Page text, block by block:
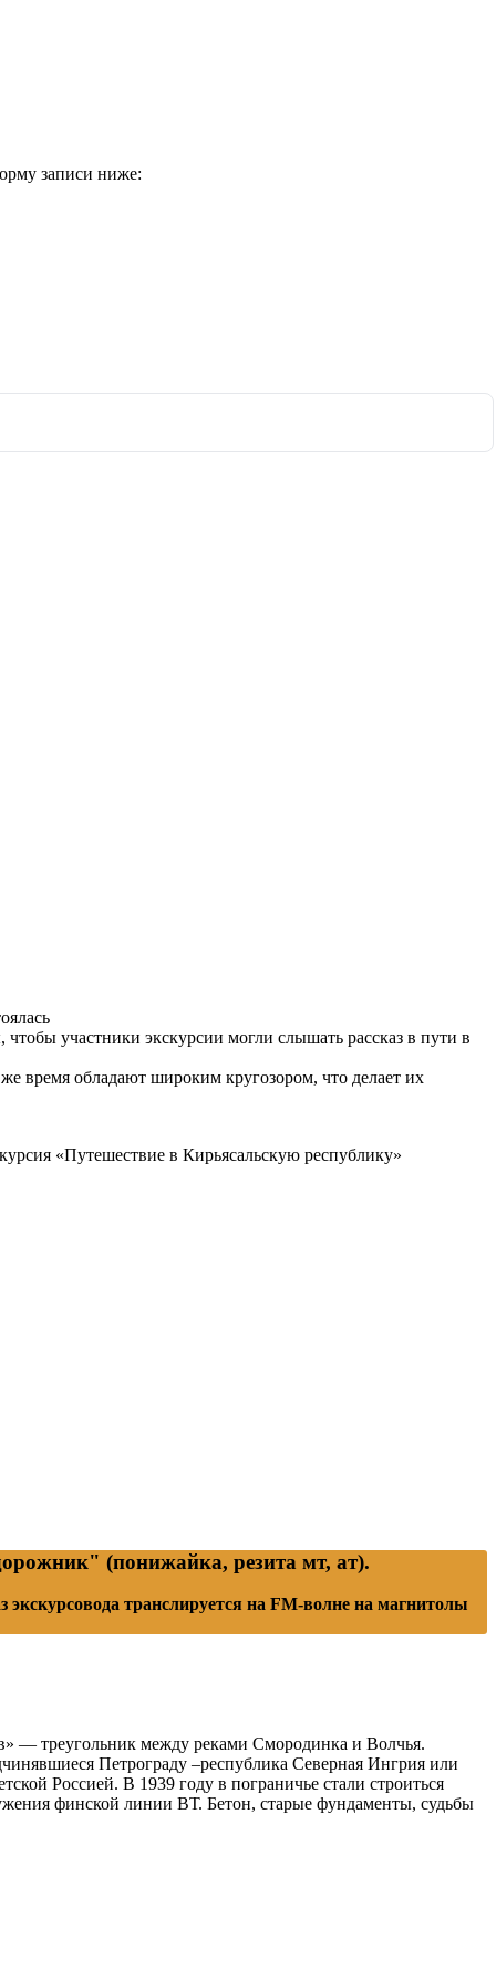
записи ниже:
участники экскурсии могли слышать рассказ в пути в
время обладают широким кругозором, что делает их
«Путешествие в Кирьясальскую республику»
(понижайка, резита мт, ат).
экскурсовода транслируется на FM-волне на магнитолы
— треугольник между реками Смородинка и Волчья.
Петрограду –республика Северная Ингрия или
Россией. В 1939 году в пограничье стали строиться
финской линии ВТ. Бетон, старые фундаменты, судьбы